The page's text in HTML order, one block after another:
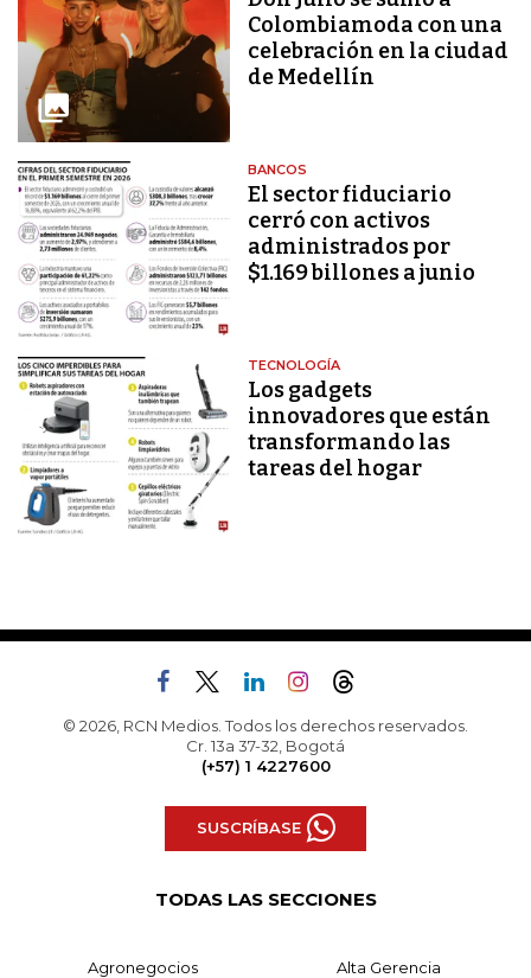
Colombiamoda con una
celebración en la ciudad
de Medellín
BANCOS
El sector fiduciario
cerró con activos
administrados por
$1.169 billones a junio
TECNOLOGÍA
Los gadgets
innovadores que están
transformando las
tareas del hogar
© 2026, RCN Medios. Todos los derechos reservados.
Cr. 13a 37-32, Bogotá
(+57) 1 4227600
SUSCRÍBASE
TODAS LAS SECCIONES
Agronegocios Alta Gerencia